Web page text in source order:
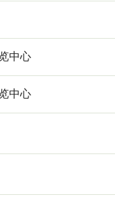
中心
中心